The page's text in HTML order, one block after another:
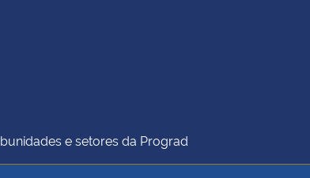
e setores da Prograd